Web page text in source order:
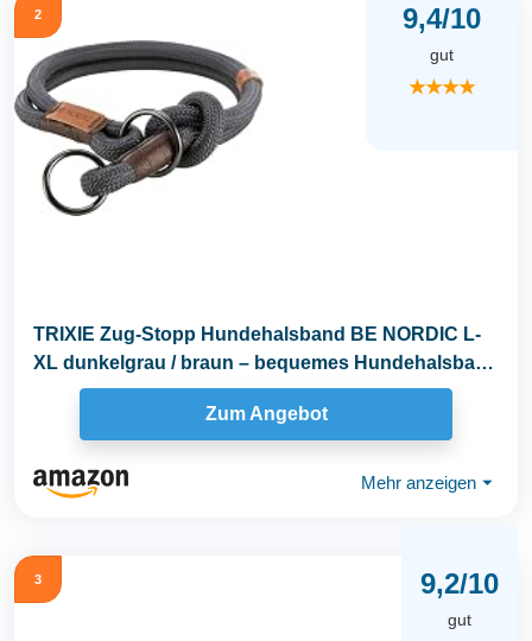
2 9,4/10
gut
★★★★
TRIXIE Zug-Stopp Hundehalsband BE NORDIC L-
XL dunkelgrau / braun – bequemes Hundehalsband
Zum Angebot
Mehr anzeigen ⏷
3 9,2/10
gut